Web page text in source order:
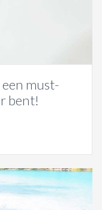
must-
bent!